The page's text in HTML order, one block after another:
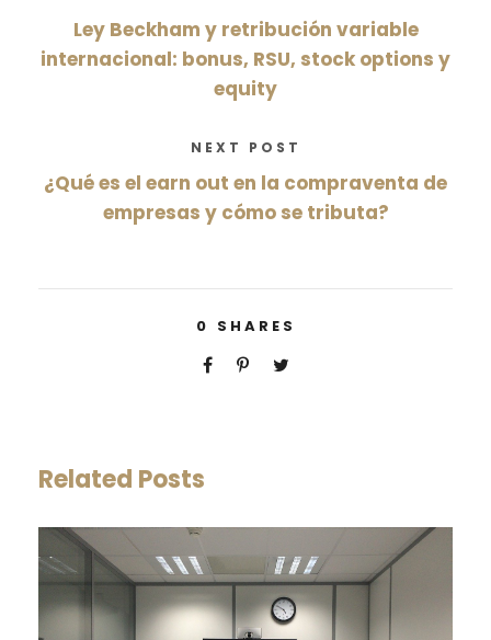
Ley Beckham y retribución variable
internacional: bonus, RSU, stock options y
equity
NEXT POST
¿Qué es el earn out en la compraventa de
empresas y cómo se tributa?
0 SHARES
Related Posts